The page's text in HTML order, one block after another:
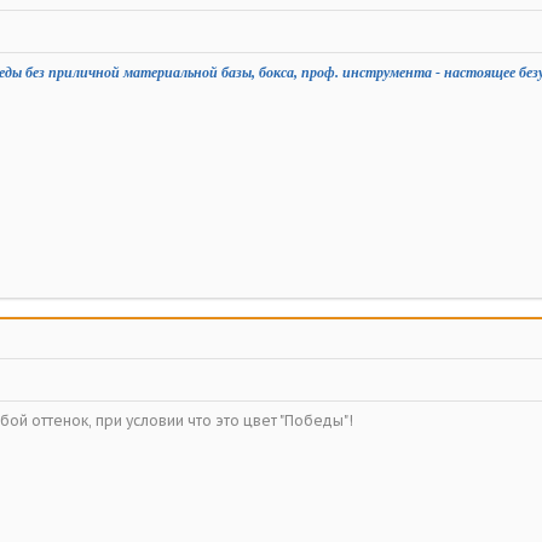
без приличной материальной базы, бокса, проф. инструмента - настоящее
оттенок, при условии что это цвет "Победы"!